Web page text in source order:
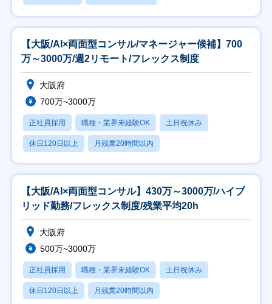
【大阪/AI×両面型コンサル/マネージャー候補】700
万～3000万/週2リモート/フレックス制度
大阪府
700万~3000万
正社員採用 職種・業界未経験OK 土日祝休み
休日120日以上 月残業20時間以内
【大阪/AI×両面型コンサル】430万～3000万/ハイブ
リッド勤務/フレックス制度/残業平均20h
大阪府
500万~3000万
正社員採用 職種・業界未経験OK 土日祝休み
休日120日以上 月残業20時間以内